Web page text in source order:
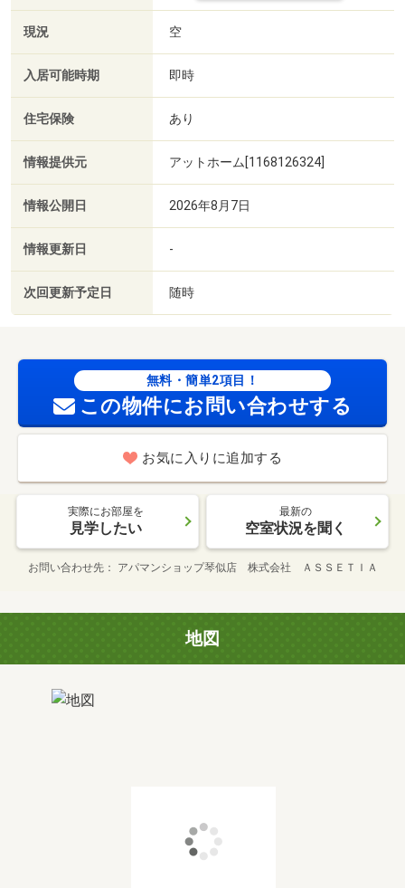
現況 空
入居可能時期 即時
住宅保険 あり
情報提供元 アットホーム[1168126324]
情報公開日 2026年8月7日
情報更新日 -
次回更新予定日 随時
無料・簡単2項目！
この物件にお問い合わせする
お気に入りに追加する
実際にお部屋を
見学したい
最新の
空室状況を聞く
お問い合わせ先 アパマンショップ琴似店 株式会社 ＡＳＳＥＴＩＡ
地図